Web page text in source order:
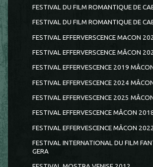
FESTIVAL DU FILM ROMANTIQUE DE
FESTIVAL DU FILM ROMANTIQUE DE
FESTIVAL EFFERVERSCENCE MACON
FESTIVAL EFFERVERSCENCE MÂCON
FESTIVAL EFFERVESCENCE 2019
FESTIVAL EFFERVESCENCE 2024
FESTIVAL EFFERVESCENCE 2025
FESTIVAL EFFERVESCENCE MÂCON
FESTIVAL EFFERVESCENCE MÂCON 2022
FESTIVAL INTERNATIONAL DU FILM
GERA